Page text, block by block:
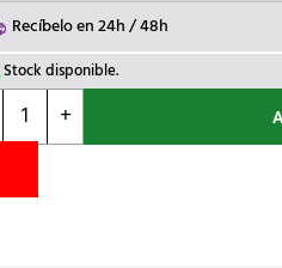
Recíbelo en 24h / 48h
Stock disponible.
GEBO
ACERO
+